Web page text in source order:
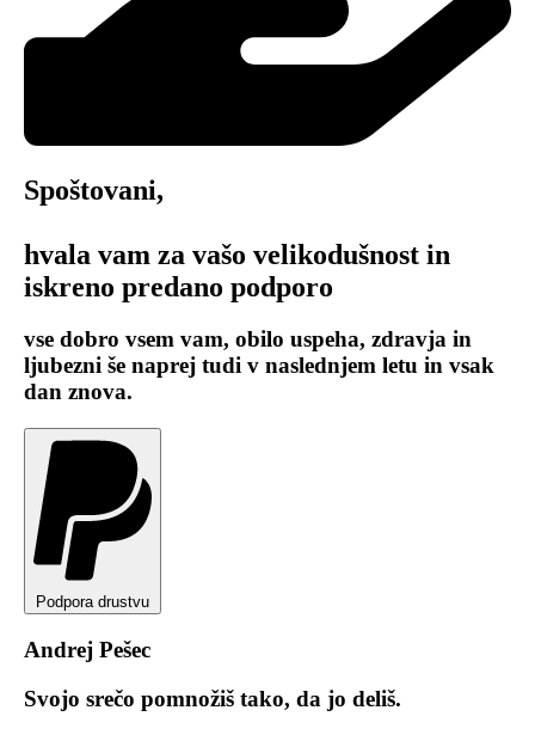
Spoštovani,
hvala vam za vašo velikodušnost in
iskreno predano podporo
vse dobro vsem vam, obilo uspeha, zdravja in
ljubezni še naprej tudi v naslednjem letu in vsak
dan znova.
Podpora drustvu
Andrej Pešec
Svojo srečo pomnožiš tako, da jo deliš.